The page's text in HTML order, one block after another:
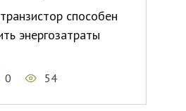
способен
энергозатраты
0 54